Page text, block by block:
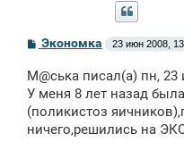
С
б
щ
н
и
Экономка 23 июн 2008,
М@ська писал(а) пн, 23
У меня 8 лет назад
(поликистоз
ничего,решились на